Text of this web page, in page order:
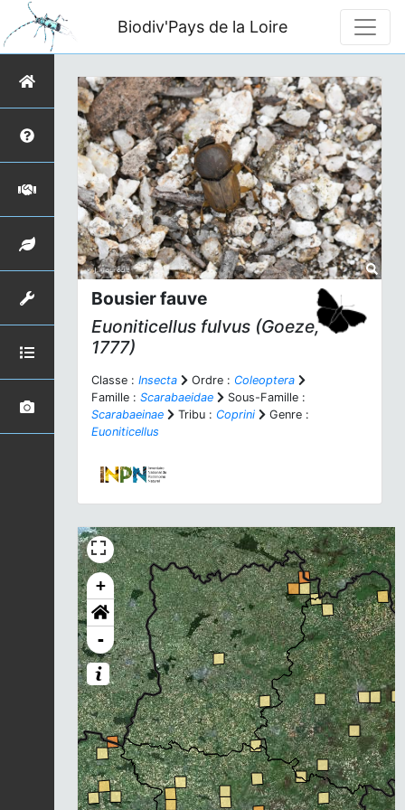
Biodiv'Pays de la Loire
Bousier fauve
Euoniticellus fulvus (Goeze,
1777)
Classe : Insecta Ordre : Coleoptera
Famille : Scarabaeidae
Sous-Famille :
Scarabaeinae
Tribu : Coprini
Genre :
Euoniticellus
+
-